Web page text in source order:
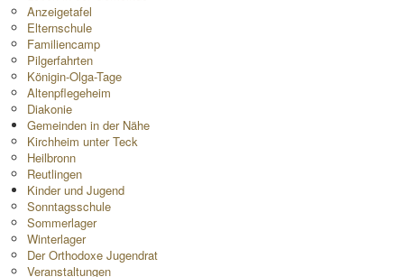
Anzeigetafel
Elternschule
Familiencamp
Pilgerfahrten
Königin-Olga-Tage
Altenpflegeheim
Diakonie
Gemeinden in der Nähe
Kirchheim unter Teck
Heilbronn
Reutlingen
Kinder und Jugend
Sonntagsschule
Sommerlager
Winterlager
Der Orthodoxe Jugendrat
Veranstaltungen